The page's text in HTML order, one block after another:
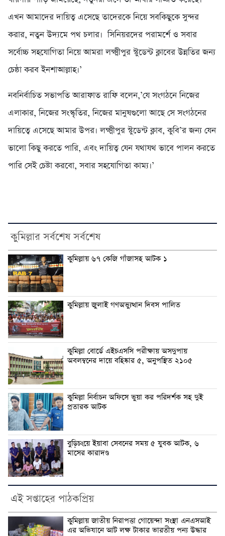
এখন আমাদের দায়িত্ব এসেছে তাদেরকে নিয়ে সবকিছুকে সুন্দর
করার, নতুন উদ্যমে পথ চলার। সিনিয়রদের পরামর্শে ও সবার
সর্বোচ্চ সহযোগিতা নিয়ে আমরা লক্ষ্মীপুর স্টুডেন্ট ক্লাবের উন্নতির জন্য
চেষ্ঠা করব ইনশাআল্লাহ।’
নবনির্বাচিত সভাপতি আরাফাত রাফি বলেন,’যে সংগঠনে নিজের
এলাকার, নিজের সংস্কৃতির, নিজের মানুষগুলো আছে সে সংগঠনের
দায়িত্বে এসেছে আমার উপর। লক্ষ্মীপুর স্টুডেন্ট ক্লাব, কুবি’র জন্য যেন
ভালো কিছু করতে পারি, এবং দায়িত্ব যেন যথাযথ ভাবে পালন করতে
পারি সেই চেষ্টা করবো, সবার সহযোগিতা কাম্য।’
কুমিল্লার সর্বশেষ সর্বশেষ
কুমিল্লায় ৬৭ কেজি গাঁজাসহ আটক ১
কুমিল্লায় জুলাই গণঅভ্যুত্থান দিবস পালিত
কুমিল্লা বোর্ডে এইচএসসি পরীক্ষায় অসদুপায়
অবলম্বনের দায়ে বহিষ্কার ৫, অনুপস্থিত ২১০৫
কুমিল্লা নির্বাচন অফিসে ভুয়া কর পরিদর্শক সহ দুই
প্রতারক আটক
বুড়িচংয়ে ইয়াবা সেবনের সময় ৫ যুবক আটক, ৬
মাসের কারাদণ্ড
এই সপ্তাহের পাঠকপ্রিয়
কুমিল্লায় জাতীয় নিরাপত্তা গোয়েন্দা সংস্থা এনএসআই
এর অভিযানে আট লক্ষ টাকার ভারতীয় পন্য উদ্ধার